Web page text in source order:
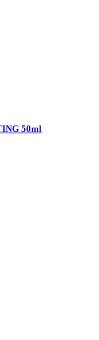
50ml